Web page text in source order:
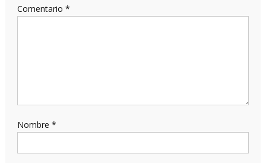
Comentario *
Nombre *